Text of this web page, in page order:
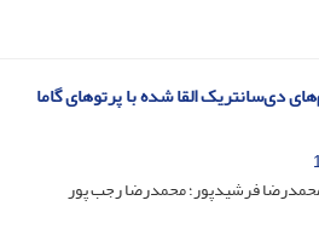
دی‌سانتریک القا شده با پرتوهای گاما
فرشیدپور؛ محمدرضا رجب پور